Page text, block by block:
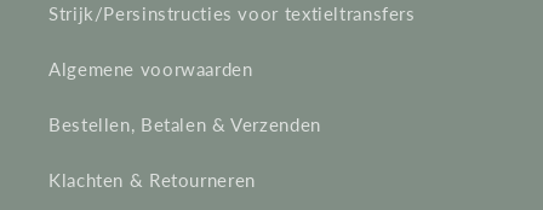
Strijk/Persinstructies voor textieltransfers
Algemene voorwaarden
Bestellen, Betalen & Verzenden
Klachten & Retourneren